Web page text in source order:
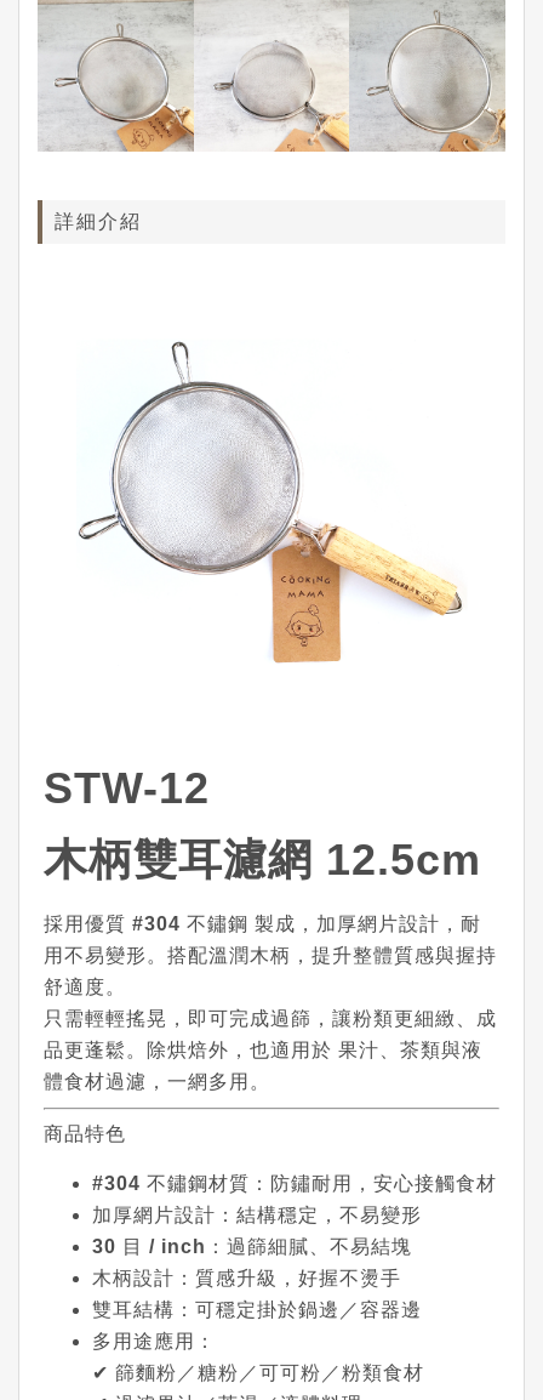
詳細介紹
STW-12
木柄雙耳濾網 12.5cm
採用優質 #304 不鏽鋼 製成，加厚網片設計，耐
用不易變形。搭配溫潤木柄，提升整體質感與握持
舒適度。
只需輕輕搖晃，即可完成過篩，讓粉類更細緻、成
品更蓬鬆。除烘焙外，也適用於 果汁、茶類與液
體食材過濾 ，一網多用。
商品特色
#304 不鏽鋼材質 ：防鏽耐用，安心接觸食材
加厚網片設計 ：結構穩定，不易變形
30 目 / inch ：過篩細膩、不易結塊
木柄設計 ：質感升級，好握不燙手
雙耳結構 ：可穩定掛於鍋邊／容器邊
多用途應用
：
✔ 篩麵粉／糖粉／可可粉／粉類食材